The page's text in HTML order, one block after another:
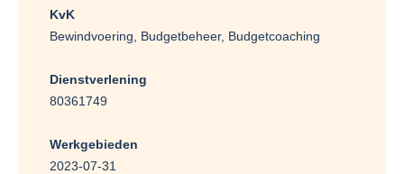
KvK
Bewindvoering, Budgetbeheer, Budgetcoaching
Dienstverlening
80361749
Werkgebieden
2023-07-31